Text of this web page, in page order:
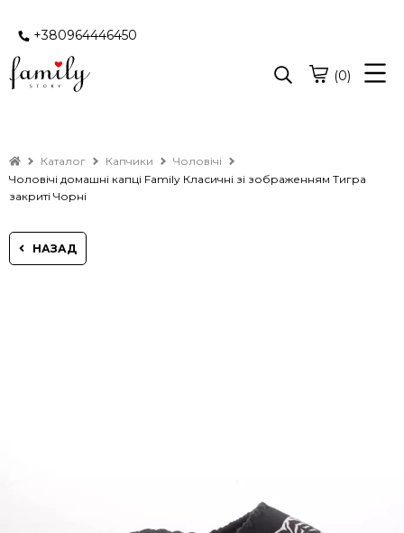
+380964446450
(0)
Каталог Капчики
Чоловічі
Чоловічі домашні капці Family Класичні зі зображенням Тигра
закриті Чорні
НАЗАД